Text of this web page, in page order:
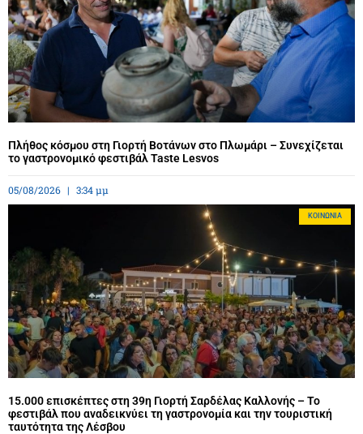
Πλήθος κόσμου στη Γιορτή Βοτάνων στο Πλωμάρι – Συνεχίζεται
το γαστρονομικό φεστιβάλ Taste Lesvos
05/08/2026 3:34 μμ
ΚΟΙΝΩΝΊΑ
15.000 επισκέπτες στη 39η Γιορτή Σαρδέλας Καλλονής – Το
φεστιβάλ που αναδεικνύει τη γαστρονομία και την τουριστική
ταυτότητα της Λέσβου